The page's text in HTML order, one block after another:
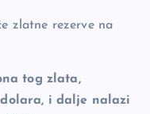
zlatne rezerve na
tog zlata,
i dalje nalazi